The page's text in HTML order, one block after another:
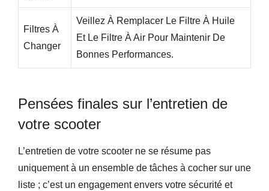
Filtres À
Changer
Veillez À Remplacer Le Filtre À Huile
Et Le Filtre À Air Pour Maintenir De
Bonnes Performances.
Pensées finales sur l’entretien de
votre scooter
L’entretien de votre scooter ne se résume pas
uniquement à un ensemble de tâches à cocher sur une
liste ; c’est un engagement envers votre sécurité et